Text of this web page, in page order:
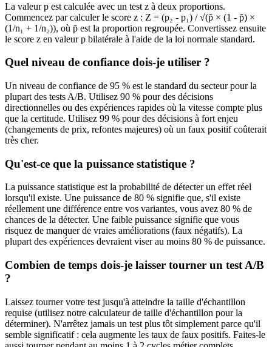
La valeur p est calculée avec un test z à deux proportions.
Commencez par calculer le score z : Z = (p₂ - p₁) / √(p̂ × (1 - p̂) ×
(1/n₁ + 1/n₂)), où p̂ est la proportion regroupée. Convertissez ensuite
le score z en valeur p bilatérale à l'aide de la loi normale standard.
Quel niveau de confiance dois-je utiliser ?
Un niveau de confiance de 95 % est le standard du secteur pour la
plupart des tests A/B. Utilisez 90 % pour des décisions
directionnelles ou des expériences rapides où la vitesse compte plus
que la certitude. Utilisez 99 % pour des décisions à fort enjeu
(changements de prix, refontes majeures) où un faux positif coûterait
très cher.
Qu'est-ce que la puissance statistique ?
La puissance statistique est la probabilité de détecter un effet réel
lorsqu'il existe. Une puissance de 80 % signifie que, s'il existe
réellement une différence entre vos variantes, vous avez 80 % de
chances de la détecter. Une faible puissance signifie que vous
risquez de manquer de vraies améliorations (faux négatifs). La
plupart des expériences devraient viser au moins 80 % de puissance.
Combien de temps dois-je laisser tourner un test A/B
?
Laissez tourner votre test jusqu'à atteindre la taille d'échantillon
requise (utilisez notre calculateur de taille d'échantillon pour la
déterminer). N'arrêtez jamais un test plus tôt simplement parce qu'il
semble significatif : cela augmente les taux de faux positifs. Faites-le